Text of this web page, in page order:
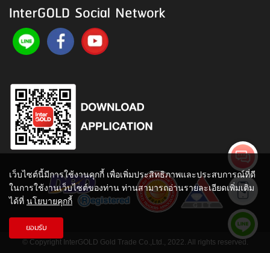
InterGOLD Social Network
© Copyright InterGOLD Gold Trade Co.,Ltd., 2022. All rights reserved.
เว็บไซต์นี้มีการใช้งานคุกกี้ เพื่อเพิ่มประสิทธิภาพและประสบการณ์ที่ดี
ในการใช้งานเว็บไซต์ของท่าน ท่านสามารถอ่านรายละเอียดเพิ่มเติม
ได้ที่ นโยบายคุกกี้
ยอมรับ